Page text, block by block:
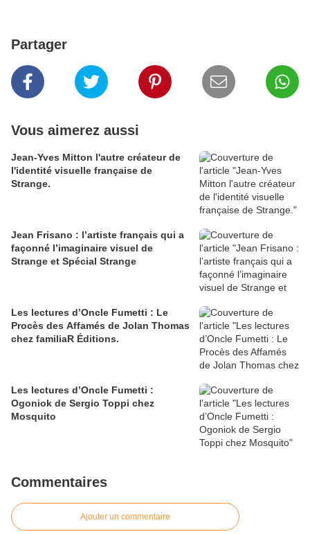
Partager
Vous aimerez aussi
Jean-Yves Mitton l'autre créateur de
l'identité visuelle française de
Strange.
Jean Frisano : l’artiste français qui a
façonné l’imaginaire visuel de
Strange et Spécial Strange
Les lectures d’Oncle Fumetti : Le
Procès des Affamés de Jolan Thomas
chez familiaR Éditions.
Les lectures d’Oncle Fumetti :
Ogoniok de Sergio Toppi chez
Mosquito
Commentaires
Ajouter un commentaire